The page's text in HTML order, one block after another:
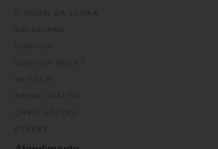
O SHOW DA LUNA®
SWISSLAND
CONVOY
CONVOY SPORT
IN-TECH
PRIME HEALTH
CHRIS HELENA
ETERNY